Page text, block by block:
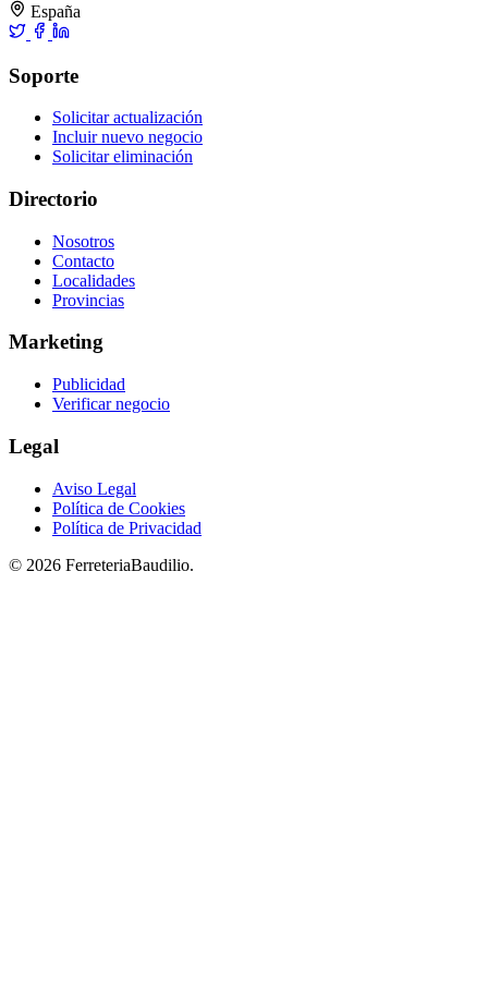
España
Soporte
Solicitar actualización
Incluir nuevo negocio
Solicitar eliminación
Directorio
Nosotros
Contacto
Localidades
Provincias
Marketing
Publicidad
Verificar negocio
Legal
Aviso Legal
Política de Cookies
Política de Privacidad
© 2026 FerreteriaBaudilio.